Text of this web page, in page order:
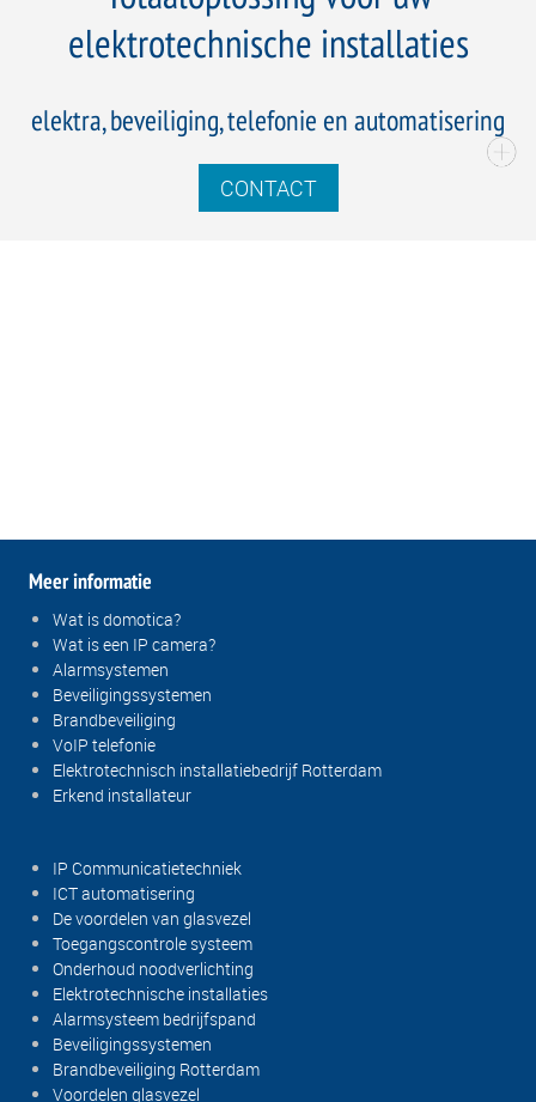
elektrotechnische installaties
elektra, beveiliging, telefonie en automatisering
CONTACT
Meer informatie
Wat is domotica?
Wat is een IP camera?
Alarmsystemen
Beveiligingssystemen
Brandbeveiliging
VoIP telefonie
Elektrotechnisch installatiebedrijf Rotterdam
Erkend installateur
IP Communicatietechniek
ICT automatisering
De voordelen van glasvezel
Toegangscontrole systeem
Onderhoud noodverlichting
Elektrotechnische installaties
Alarmsysteem bedrijfspand
Beveiligingssystemen
Brandbeveiliging Rotterdam
Voordelen glasvezel